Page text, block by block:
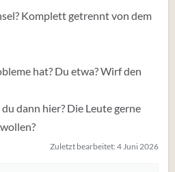
Komplett getrennt von dem
hat? Du etwa? Wirf den
du dann hier? Die Leute gerne
Zuletzt bearbeitet: 4 Juni 2026